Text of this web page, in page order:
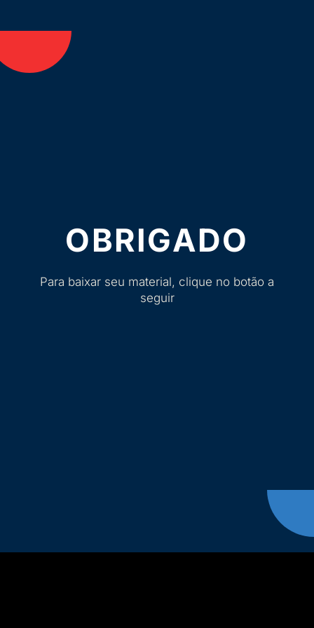
OBRIGADO
Para baixar seu material, clique no botão a
seguir